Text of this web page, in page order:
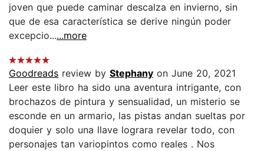
joven que puede caminar descalza en invierno, sin
que de esa característica se derive ningún poder
excepcio......more
Goodreads review by Stephany on June 20, 2021
Leer este libro ha sido una aventura intrigante, con
brochazos de pintura y sensualidad, un misterio se
esconde en un armario, las pistas andan sueltas por
doquier y solo una llave lograra revelar todo, con
personajes tan variopintos como reales . Nos